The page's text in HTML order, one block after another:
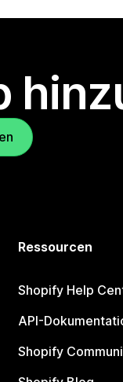
Ressourcen
Shopify Help
API-
Shopify